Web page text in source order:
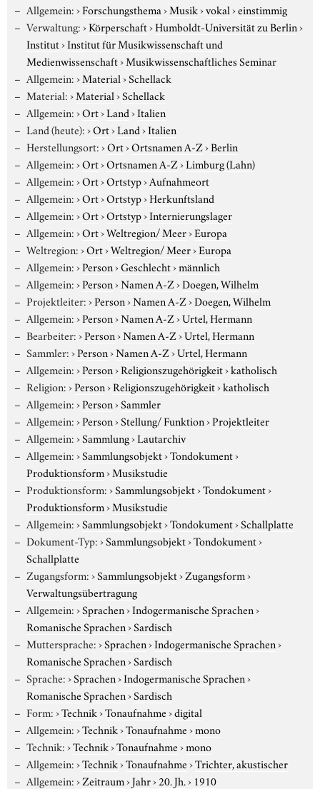
Allgemein:›Forschungsthema›Musik›vokal›einstimmig
Verwaltung:›Körperschaft›Humboldt-Universität zu Berlin›
Institut›Institut für Musikwissenschaft und
Medienwissenschaft›Musikwissenschaftliches Seminar
Allgemein:›Material›Schellack
Material:›Material›Schellack
Allgemein:›Ort›Land›Italien
Land (heute):›Ort›Land›Italien
Herstellungsort:›Ort›Ortsnamen A-Z›Berlin
Allgemein:›Ort›Ortsnamen A-Z›Limburg (Lahn)
Allgemein:›Ort›Ortstyp›Aufnahmeort
Allgemein:›Ort›Ortstyp›Herkunftsland
Allgemein:›Ort›Ortstyp›Internierungslager
Allgemein:›Ort›Weltregion/ Meer›Europa
Weltregion:›Ort›Weltregion/ Meer›Europa
Allgemein:›Person›Geschlecht›männlich
Allgemein:›Person›Namen A-Z›Doegen, Wilhelm
Projektleiter:›Person›Namen A-Z›Doegen, Wilhelm
Allgemein:›Person›Namen A-Z›Urtel, Hermann
Bearbeiter:›Person›Namen A-Z›Urtel, Hermann
Sammler:›Person›Namen A-Z›Urtel, Hermann
Allgemein:›Person›Religionszugehörigkeit›katholisch
Religion:›Person›Religionszugehörigkeit›katholisch
Allgemein:›Person›Sammler
Allgemein:›Person›Stellung/ Funktion›Projektleiter
Allgemein:›Sammlung›Lautarchiv
Allgemein:›Sammlungsobjekt›Tondokument›
Produktionsform›Musikstudie
Produktionsform:›Sammlungsobjekt›Tondokument›
Produktionsform›Musikstudie
Allgemein:›Sammlungsobjekt›Tondokument›Schallplatte
Dokument-Typ:›Sammlungsobjekt›Tondokument›
Schallplatte
Zugangsform:›Sammlungsobjekt›Zugangsform›
Verwaltungsübertragung
Allgemein:›Sprachen›Indogermanische Sprachen›
Romanische Sprachen›Sardisch
Muttersprache:›Sprachen›Indogermanische Sprachen›
Romanische Sprachen›Sardisch
Sprache:›Sprachen›Indogermanische Sprachen›
Romanische Sprachen›Sardisch
Form:›Technik›Tonaufnahme›digital
Allgemein:›Technik›Tonaufnahme›mono
Technik:›Technik›Tonaufnahme›mono
Allgemein:›Technik›Tonaufnahme›Trichter, akustischer
Allgemein:›Zeitraum›Jahr›20. Jh.› 1910